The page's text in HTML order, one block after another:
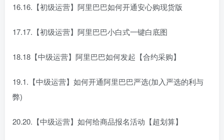
16.16.【初级运营】阿里巴巴如何开通安心购现货版
17.17.【初级运营】阿里巴巴小白式一键白底图
18.18【中级运营】阿里巴巴如何发起【合约采购】
19.1.【中级运营】如何开通阿里巴巴严选(加入严选的利与
弊)
20.20.【中级运营】如何给商品报名活动【超划算】